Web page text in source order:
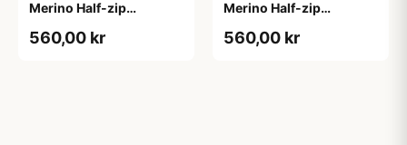
Merino Half-zip
Størrelse M
560,00 kr
Merino Half-zip
560,00 kr